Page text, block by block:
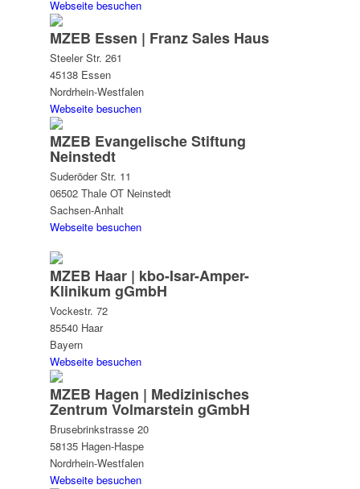
Webseite besuchen
MZEB Essen | Franz Sales Haus
Steeler Str. 261
45138 Essen
Nordrhein-Westfalen
Webseite besuchen
MZEB Evangelische Stiftung
Neinstedt
Suderöder Str. 11
06502 Thale OT Neinstedt
Sachsen-Anhalt
Webseite besuchen
MZEB Haar | kbo-Isar-Amper-
Klinikum gGmbH
Vockestr. 72
85540 Haar
Bayern
Webseite besuchen
MZEB Hagen | Medizinisches
Zentrum Volmarstein gGmbH
Brusebrinkstrasse 20
58135 Hagen-Haspe
Nordrhein-Westfalen
Webseite besuchen